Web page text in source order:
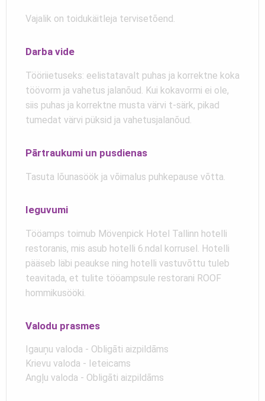
Vajalik on toidukäitleja tervisetõend.
Darba vide
Tööriietuseks: eelistatavalt puhas ja korrektne koka
töövorm ja vahetus jalanõud. Kui kokavormi ei ole,
siis puhas ja korrektne musta värvi t-särk, pikad
tumedat värvi püksid ja vahetusjalanõud.
Pārtraukumi un pusdienas
Tasuta lõunasöök ja võimalus puhkepause võtta.
Ieguvumi
Tööamps toimub Mövenpick Hotel Tallinn hotelli
restoranis, mis asub hotelli 6.ndal korrusel. Hotelli
pääseb läbi peaukse ning hotelli vastuvõttu tuleb
teavitada, et tulite tööampsule restorani ROOF
hommikusööki.
Valodu prasmes
Igauņu valoda - Obligāti aizpildāms
Krievu valoda - Ieteicams
Angļu valoda - Obligāti aizpildāms